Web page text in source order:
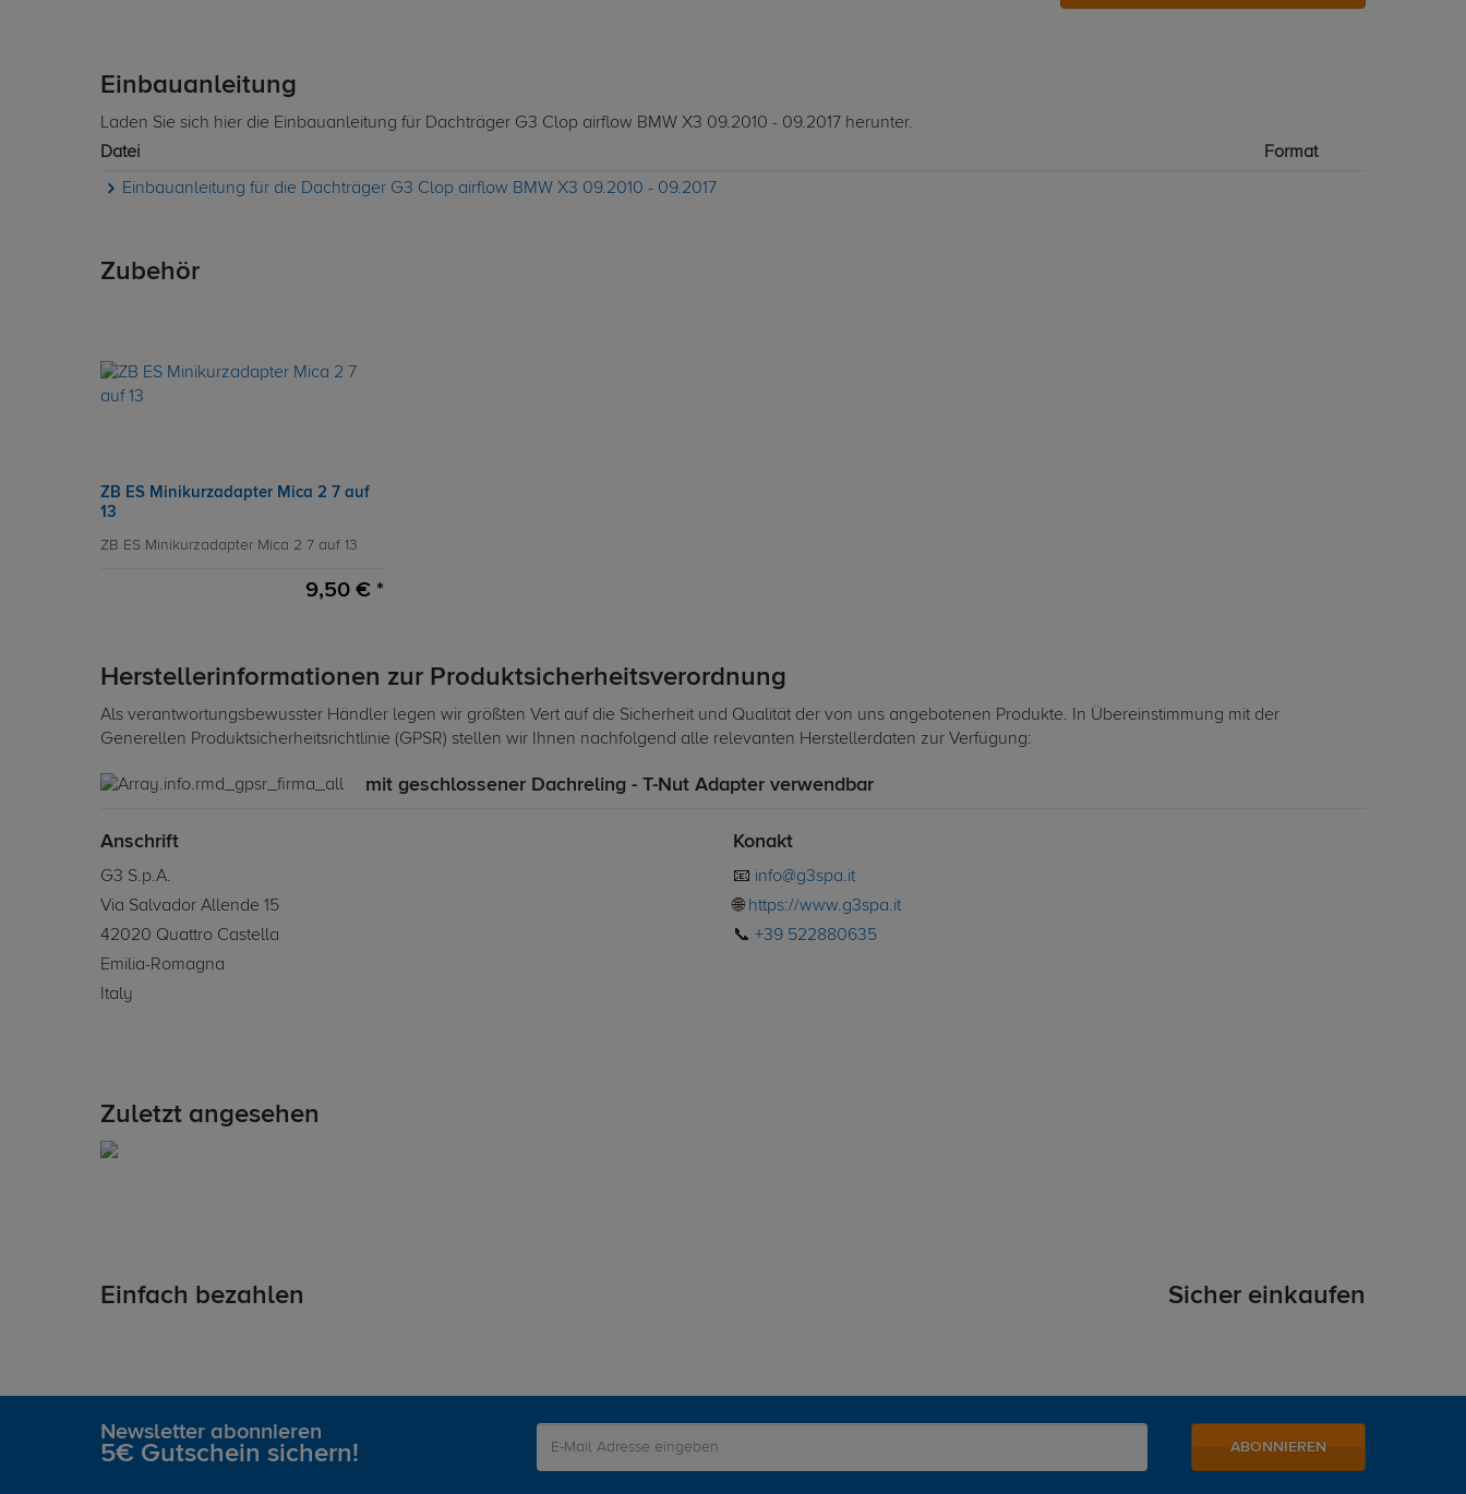
Einbauanleitung
Laden Sie sich hier die Einbauanleitung für Dachträger G3 Clop airflow BMW X3 09.2010 - 09.2017 herunter.
Datei
Format
Einbauanleitung für die Dachträger G3 Clop airflow BMW X3 09.2010 - 09.2017
Zubehör
ZB ES Minikurzadapter Mica 2 7 auf
13
ZB ES Minikurzadapter Mica 2 7 auf 13
9,50 € *
Herstellerinformationen zur Produktsicherheitsverordnung
Als verantwortungsbewusster Händler legen wir größten Vert auf die Sicherheit und Qualität der von uns angebotenen Produkte. In Übereinstimmung mit der
Generellen Produktsicherheitsrichtlinie (GPSR) stellen wir Ihnen nachfolgend alle relevanten Herstellerdaten zur Verfügung:
mit geschlossener Dachreling - T-Nut Adapter verwendbar
Anschrift
G3 S.p.A.
Via Salvador Allende 15
42020 Quattro Castella
Emilia-Romagna
Italy
Konakt
📧 info@g3spa.it
🌐 https://www.g3spa.it
📞 +39 522880635
Zuletzt angesehen
Einfach bezahlen Sicher einkaufen
Newsletter abonnieren
5€ Gutschein sichern! ABONNIEREN